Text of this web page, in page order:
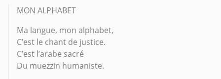
MON ALPHABET
Ma langue, mon alphabet,
C’est le chant de justice.
C’est l’arabe sacré
Du muezzin humaniste.